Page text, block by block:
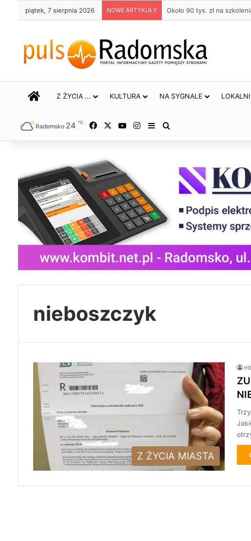
piątek, 7 sierpnia 2026 NOWE ARTYKUŁY Około 90 tys. zł na
STRONA GŁÓWNA
Z ŻYCIA … KULTURA NA SYGNALE
Radomsko 24 ℃ Facebook YouTubeInstagram
Sidebar
nieboszczyk
Z ŻYCIA MIASTA